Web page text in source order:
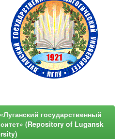
государственный
(Repository of Lugansk